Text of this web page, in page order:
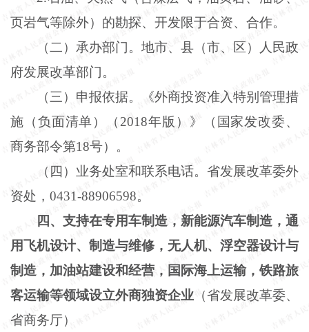
页岩气等除外）的勘探、开发限于合资、合作。
（二）承办部门。地市、县（市、区）人民政
府发展改革部门。
（三）申报依据。《外商投资准入特别管理措
施（负面清单）（ 2018年版）》（国家发改委、
商务部令第18号）。
（四）业务处室和联系电话。省发展改革委外
资处， 0431-88906598。
四、支持在专用车制造，新能源汽车制造，通
用飞机设计、制造与维修，无人机、浮空器设计与
制造，加油站建设和经营，国际海上运输，铁路旅
客运输等领域设立外商独资企业 （省发展改革委、
省商务厅）